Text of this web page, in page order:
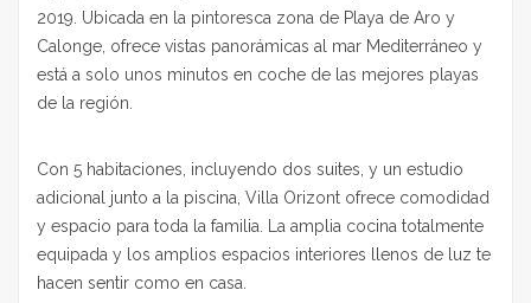
2019. Ubicada en la pintoresca zona de Playa de Aro y
Calonge, ofrece vistas panorámicas al mar Mediterráneo y
está a solo unos minutos en coche de las mejores playas
de la región.
Con 5 habitaciones, incluyendo dos suites, y un estudio
adicional junto a la piscina, Villa Orizont ofrece comodidad
y espacio para toda la familia. La amplia cocina totalmente
equipada y los amplios espacios interiores llenos de luz te
hacen sentir como en casa.